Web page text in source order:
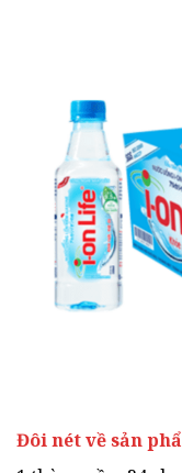
Đôi nét về sản